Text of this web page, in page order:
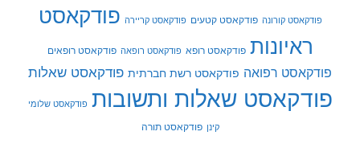
פודקאסט קורונה פודקאסט קטעים פודקאסט קריירה פודקאסט
ראיונות פודקאסט רופא פודקאסט רופאה פודקאסט רופאים
פודקאסט רפואה פודקאסט רשת חברתית פודקאסט שאלות
פודקאסט שאלות ותשובות פודקאסט שלומי
קינן פודקאסט תורה